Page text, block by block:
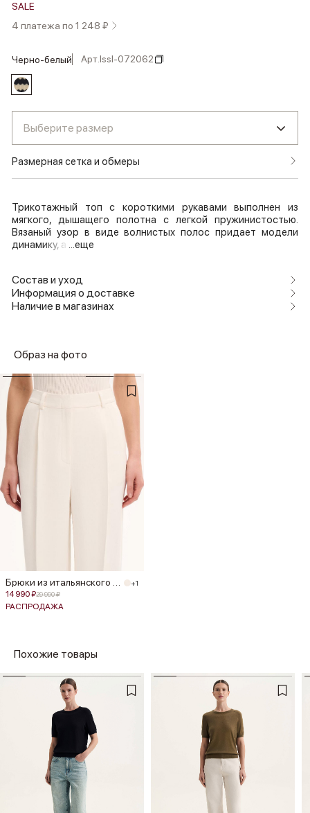
SALE
4 платежа по 1 248 ₽
черно-белый Арт.lssl-072062
Выберите размер
Размерная сетка и обмеры
Трикотажный топ с короткими рукавами выполнен из
мягкого, дышащего полотна с легкой пружинистостью.
Вязаный узор в виде волнистых полос придает модели
динамику, а ...еще
Состав и уход
Информация о доставке
Наличие в магазинах
Образ на фото
Брюки из итальянского льна Manteco® +1
14 990 ₽29 990 ₽
РАСПРОДАЖА
Похожие товары